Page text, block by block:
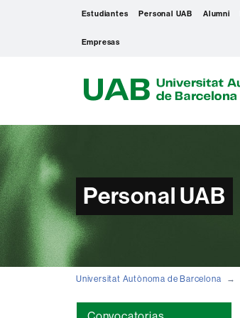
Estudiantes Personal UAB Alumni
Empresas
Personal UAB
Universitat Autònoma de Barcelona